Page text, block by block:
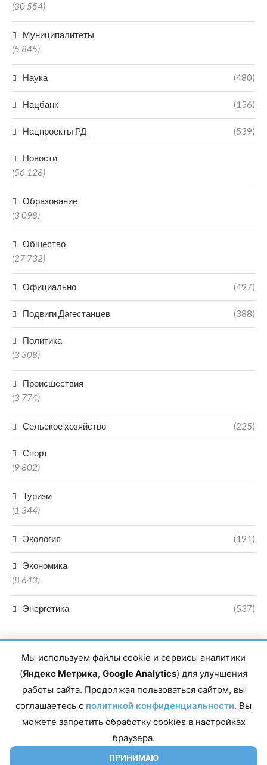
(30 554)
Муниципалитеты
(5 845)
Наука (480)
Нацбанк (156)
Нацпроекты РД (539)
Новости
(56 128)
Образование
(3 098)
Общество
(27 732)
Официально (497)
Подвиги Дагестанцев (388)
Политика
(3 308)
Происшествия
(3 774)
Сельское хозяйство (225)
Спорт
(9 802)
Туризм
(1 344)
Экология (191)
Экономика
(8 643)
Энергетика (537)
Главный редактор сетевого издания Магомаев Тимур Нухович.
Контакты редакции: 8(988)-292-94-34 Почта: vestiskfo@gmail.com По
Республика Дагестан, г. Махачкала, пр-т Насрутдинова, д. 1а. Все
права защищены. Копирование и использование полных материалов
запрещено, частичное цитирование возможно только при условии
Мы используем файлы cookie и сервисы аналитики
(Яндекс Метрика, Google Analytics) для улучшения
работы сайта. Продолжая пользоваться сайтом, вы
соглашаетесь с политикой конфиденциальности. Вы
можете запретить обработку cookies в настройках
браузера.
ПРИНИМАЮ